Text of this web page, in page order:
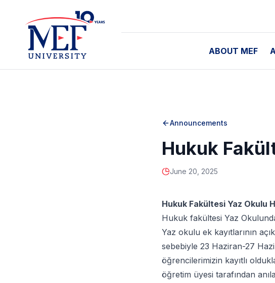
ABOUT MEF
Announcements
Hukuk
June 20, 2025
Hukuk Fakültesi Yaz Okulu
Hukuk fakültesi Yaz
Yaz okulu ek kayıtlarının
sebebiyle 23 Haziran-27
öğrencilerimizin kayıtlı
öğretim üyesi tarafından